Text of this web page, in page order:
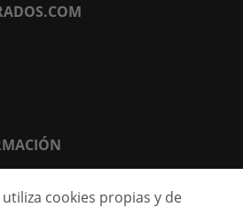
cookies propias y de